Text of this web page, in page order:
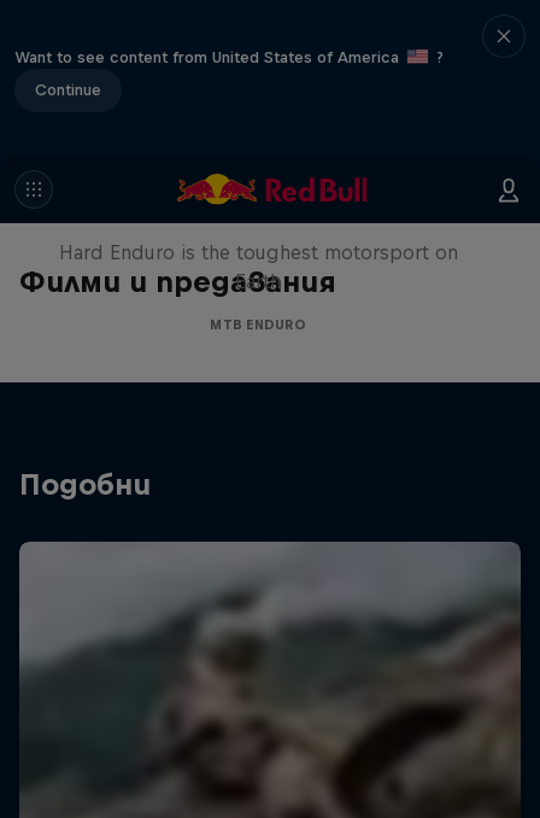
Want to see content from United States of America
?
Continue
Филми и предавания
Hard Enduro 2025: The Hardest
Season Yet?
Hard Enduro is the toughest motorsport on
Earth
MTB ENDURO
Подобни